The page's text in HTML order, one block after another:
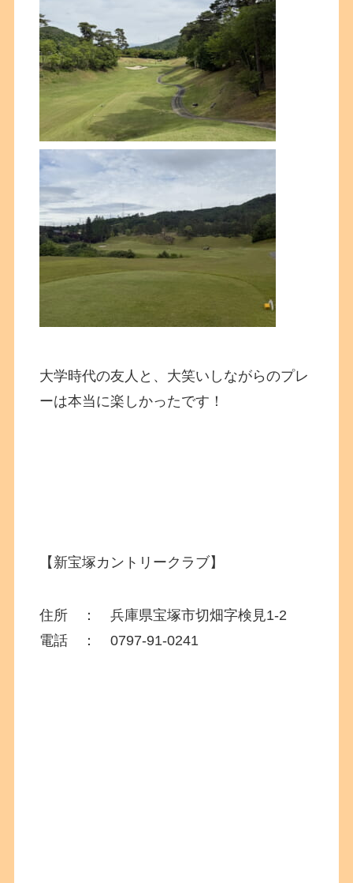
大学時代の友人と、大笑いしながらのプレ
ーは本当に楽しかったです！
【新宝塚カントリークラブ】
住所 ：兵庫県宝塚市切畑字検見1-2
電話 ：0797-91-0241